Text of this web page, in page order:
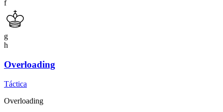
f
g
h
Overloading
Táctica
Overloading